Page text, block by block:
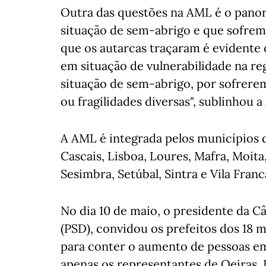
Outra das questões na AML é o
situação de sem-abrigo e que
que os autarcas traçaram é
em situação de vulnerabilidade na
situação de sem-abrigo, por
ou fragilidades diversas", sublinhou
A AML é integrada pelos municípios
Cascais, Lisboa, Loures, Mafra,
Sesimbra, Setúbal, Sintra e Vila
No dia 10 de maio, o presidente da
(PSD), convidou os prefeitos dos 18
para conter o aumento de pessoas